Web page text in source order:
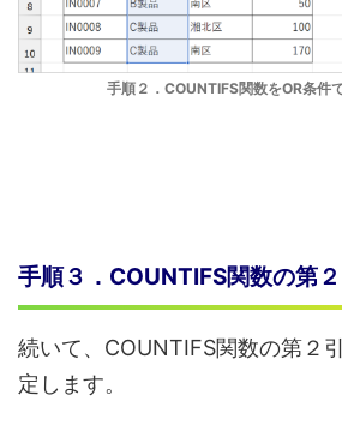
手順２．COUNTIFS関数をOR条件
手順３．COUNTIFS関数の第
続いて、COUNTIFS関数の第２
定します。